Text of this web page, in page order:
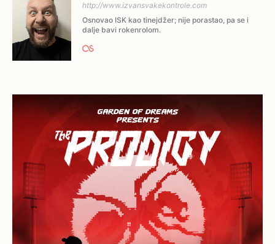
http://www.izvansvakekontrole.com
Osnovao ISK kao tinejdžer; nije porastao, pa se i
dalje bavi rokenrolom.